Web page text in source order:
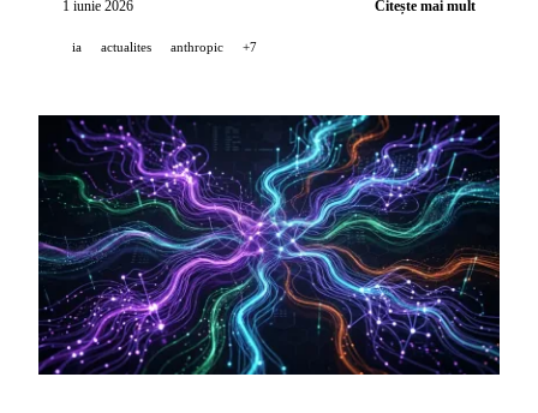
OpenAI.
1 iunie 2026 Citește mai mult
ia actualites anthropic +7